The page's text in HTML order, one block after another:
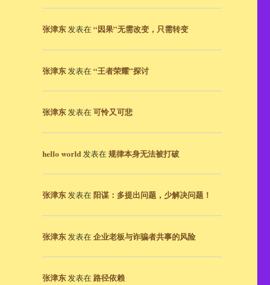
张津东发表在“因果”无需改变，只需转变
张津东发表在“王者荣耀”探讨
张津东发表在可怜又可悲
hello world发表在规律本身无法被打破
张津东发表在阳谋：多提出问题，少解决问题！
张津东发表在企业老板与诈骗者共事的风险
张津东发表在 路径依赖